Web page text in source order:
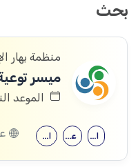
بحث
منظمة بهار
ميسر
الموعد النهائي:
الثانوية العامة علم النفس الحقوق